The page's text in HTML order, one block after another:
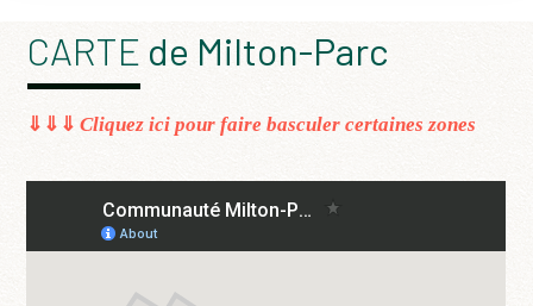
CARTE de Milton-Parc
⇓⇓⇓Cliquez ici pour faire basculer certaines zones